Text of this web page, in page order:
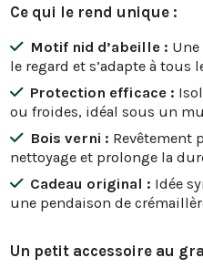
Ce qui le rend unique :
Motif nid d’abeille :
le regard et s’adapte à tous
Protection efficace :
ou froides, idéal sous un
Bois verni : Revêtement
nettoyage et prolonge la
Cadeau original : Idée
une pendaison de
Un petit accessoire au